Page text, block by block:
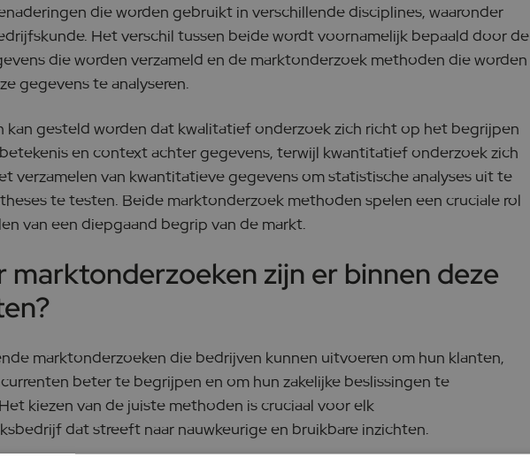
die worden gebruikt in verschillende disciplines, waaronder
Het verschil tussen beide wordt voornamelijk bepaald door de
die worden verzameld en de marktonderzoek methoden die worden
gegevens te analyseren.
kan gesteld worden dat kwalitatief onderzoek zich richt op het begrijpen
en context achter gegevens, terwijl kwantitatief onderzoek zich
verzamelen van kwantitatieve gegevens om statistische analyses uit te
te testen. Beide marktonderzoek methoden spelen een cruciale rol
van een diepgaand begrip van de markt.
marktonderzoeken zijn er binnen deze
marktonderzoeken die bedrijven kunnen uitvoeren om hun klanten,
beter te begrijpen en om hun zakelijke beslissingen te
kiezen van de juiste methoden is cruciaal voor elk
dat streeft naar nauwkeurige en bruikbare inzichten.